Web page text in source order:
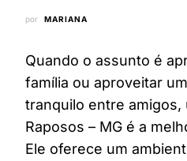
por MARIANA
Quando o assunto é
família ou aproveitar
tranquilo entre amigos,
Raposos – MG é a
Ele oferece um